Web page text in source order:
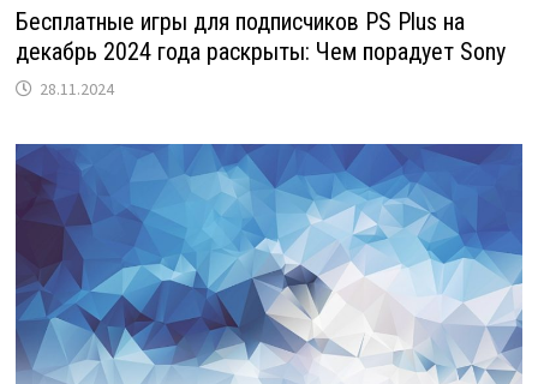
Бесплатные игры для подписчиков PS Plus на
декабрь 2024 года раскрыты: Чем порадует Sony
28.11.2024